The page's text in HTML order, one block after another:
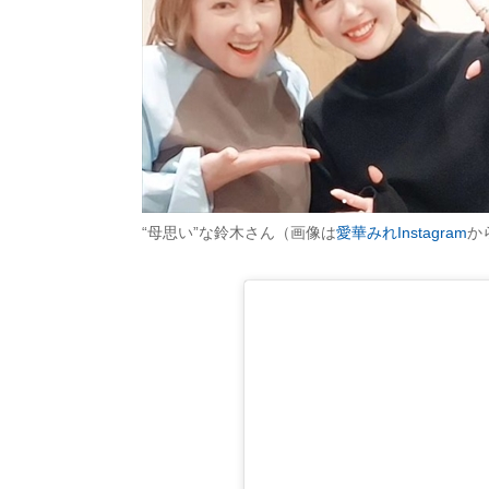
“母思い”な鈴木さん（画像は愛華みれInstagramか